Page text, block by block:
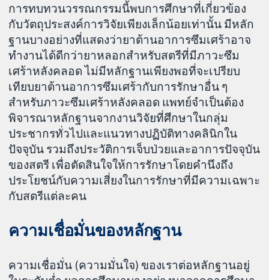
การทบทวนวรรณกรรมนี้พบการศึกษาที่เกี่ยวข้อง
กับวัตถุประสงค์การวิจัยเพียงเล็กน้อยเท่านั้น มีหลัก
ฐานบางอย่างที่แสดงว่ายาต้านอาการซึมเศร้าอาจ
ทำงานได้ดีกว่ายาหลอกสำหรับสตรีที่มีภาวะซึม
เศร้าหลังคลอด ไม่มีหลักฐานเพียงพอที่จะเปรียบ
เทียบยาต้านอาการซึมเศร้ากับการรักษาอื่น ๆ
สำหรับภาวะซึมเศร้าหลังคลอด แพทย์จำเป็นต้อง
พิจารณาหลักฐานจากงานวิจัยที่ศึกษาในกลุ่ม
ประชากรทั่วไปและแนวทางปฏิบัติทางคลินิกใน
ปัจจุบัน รวมถึงประวัติการเจ็บป่วยและอาการปัจจุบัน
ของสตรี เพื่อตัดสินใจให้การรักษาโดยคำนึงถึง
ประโยชน์กับความเสี่ยงในการรักษาที่มีความเฉพาะ
กับสตรีแต่ละคน
ความเชื่อมั่นของหลักฐาน
ความเชื่อมั่น (ความมั่นใจ) ของเราต่อหลักฐานอยู่